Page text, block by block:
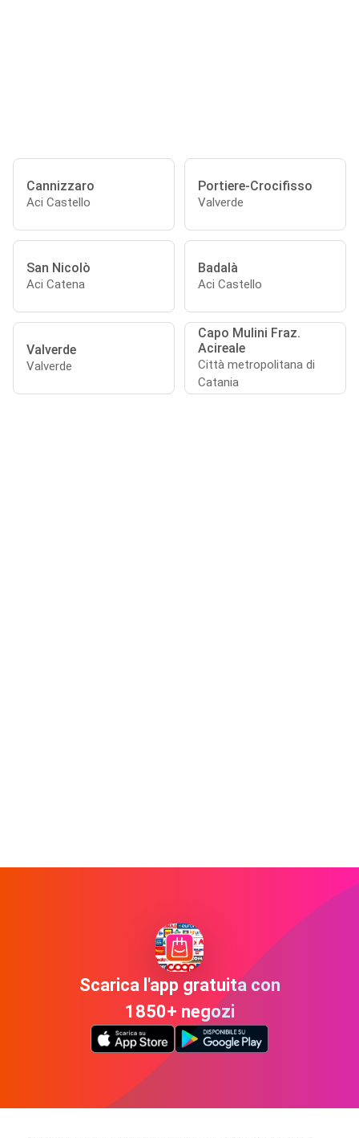
Cannizzaro
Aci Castello
Portiere-Crocifisso
Valverde
San Nicolò
Aci Catena
Badalà
Aci Castello
Valverde
Valverde
Capo Mulini Fraz.
Acireale
Città metropolitana di
Catania
Scarica l'app gratuita con
1850+ negozi